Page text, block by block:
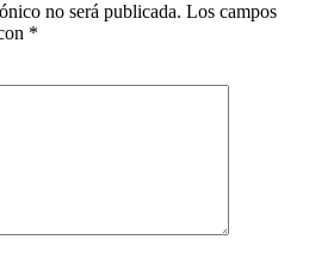
no será publicada. Los campos
*